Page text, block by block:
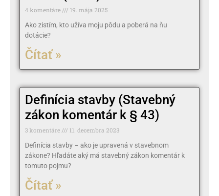
4 komentáre
19. mája 2025
Ako zistím, kto užíva moju pôdu a poberá na ňu
dotácie?
Čítať »
Definícia stavby (Stavebný
zákon komentár k § 43)
3 komentáre
11. decembra 2023
Definícia stavby – ako je upravená v stavebnom
zákone? Hľadáte aký má stavebný zákon komentár k
tomuto pojmu?
Čítať »